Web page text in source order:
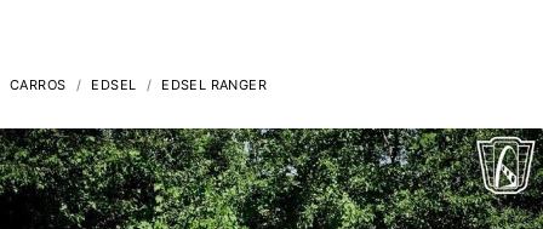
CARROS EDSEL EDSEL RANGER